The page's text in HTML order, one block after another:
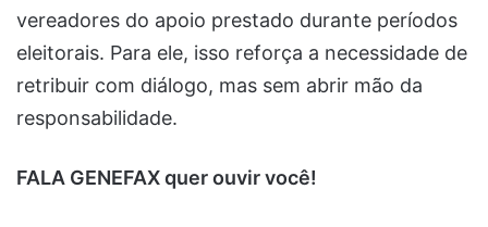
vereadores do apoio prestado durante períodos
eleitorais. Para ele, isso reforça a necessidade de
retribuir com diálogo, mas sem abrir mão da
responsabilidade.
FALA GENEFAX quer ouvir você!